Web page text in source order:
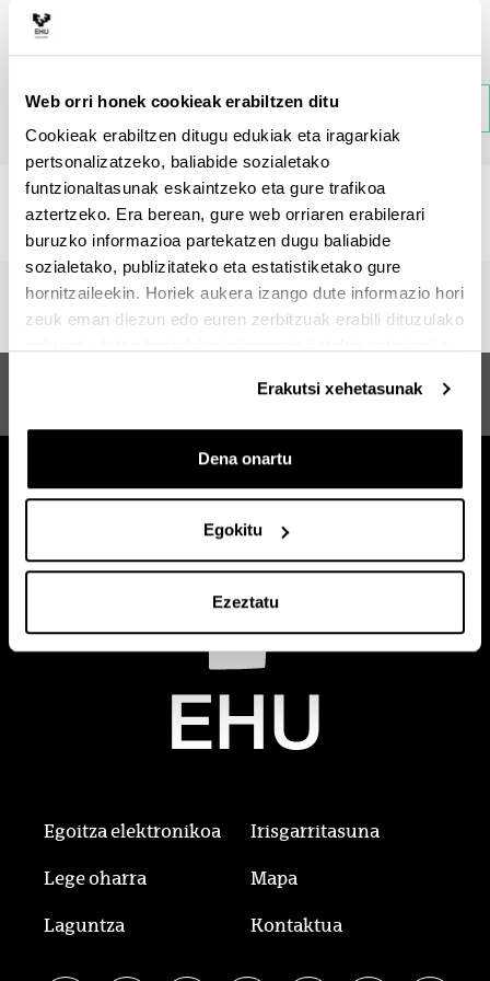
Web orri honek cookieak erabiltzen ditu
Cookieak erabiltzen ditugu edukiak eta iragarkiak
pertsonalizatzeko, baliabide sozialetako
funtzionaltasunak eskaintzeko eta gure trafikoa
aztertzeko. Era berean, gure web orriaren erabilerari
buruzko informazioa partekatzen dugu baliabide
sozialetako, publizitateko eta estatistiketako gure
hornitzaileekin. Horiek aukera izango dute informazio hori
zeuk eman diezun edo euren zerbitzuak erabili dituzulako
Erakutsi xehetasunak
Dena onartu
Egokitu
Ezeztatu
Gaia
Ez dago atal honi buruzko informaziorik.
Iradokizunak eta
Egoitza elektronikoa Irisgarritasuna
Lege oharra Mapa
Laguntza Kontaktua